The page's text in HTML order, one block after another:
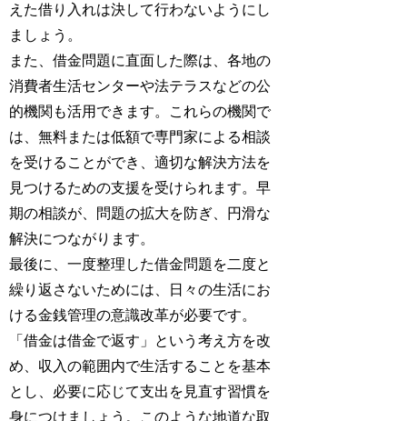
えた借り入れは決して行わないようにし
ましょう。
また、借金問題に直面した際は、各地の
消費者生活センターや法テラスなどの公
的機関も活用できます。これらの機関で
は、無料または低額で専門家による相談
を受けることができ、適切な解決方法を
見つけるための支援を受けられます。早
期の相談が、問題の拡大を防ぎ、円滑な
解決につながります。
最後に、一度整理した借金問題を二度と
繰り返さないためには、日々の生活にお
ける金銭管理の意識改革が必要です。
「借金は借金で返す」という考え方を改
め、収入の範囲内で生活することを基本
とし、必要に応じて支出を見直す習慣を
身につけましょう。このような地道な取